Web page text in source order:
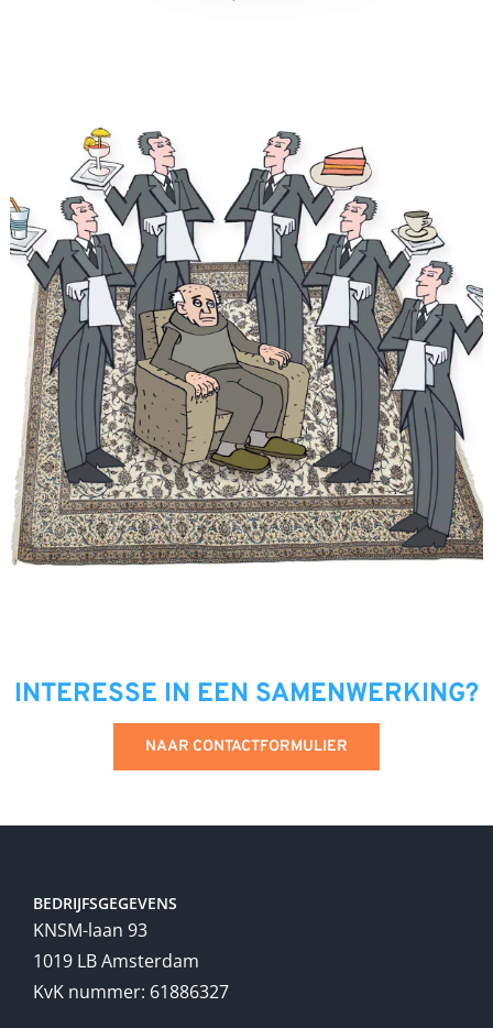
INTERESSE IN EEN SAMENWERKING?
NAAR CONTACTFORMULIER
BEDRIJFSGEGEVENS
KNSM-laan 93
1019 LB Amsterdam
KvK nummer: 61886327